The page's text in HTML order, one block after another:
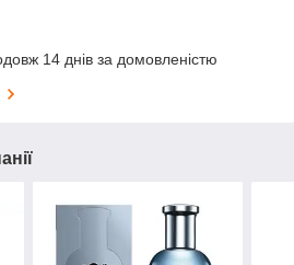
14 днів за домовленістю